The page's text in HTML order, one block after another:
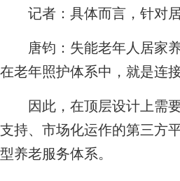
记者： 具体而言，针对
唐钧： 失能老年人居家
在老年照护体系中，就是连
因此，在顶层设计上需要
支持、市场化运作的第三方
型养老服务体系。